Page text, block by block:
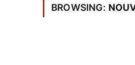
BROWSING: